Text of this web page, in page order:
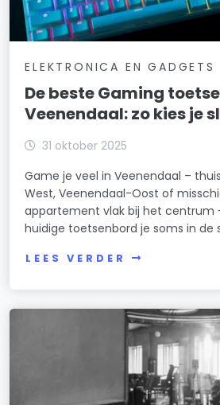
ELEKTRONICA EN GADGETS
De beste Gaming
Veenendaal: zo kies je
31 oktober 2025
Game je veel in Veenendaal –
West, Veenendaal-Oost of
appartement vlak bij het centrum
huidige toetsenbord je soms in de
LEES VERDER